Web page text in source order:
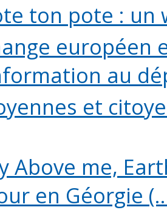
ton pote : un
européen
au
et
Above me,
en Géorgie